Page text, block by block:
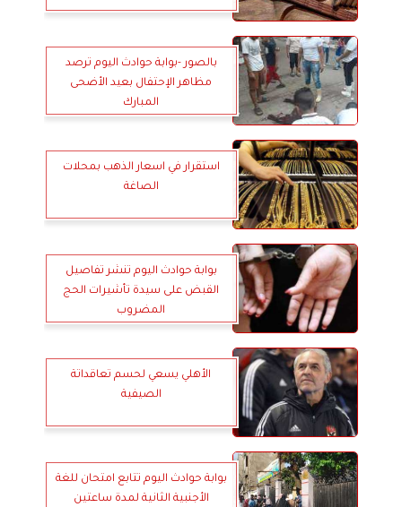
بالصور -بوابة حوادث اليوم ترصد
مظاهر الإحتفال بعيد الأضحى
المبارك
استقرار في اسعار الذهب بمحلات
الصاغة
بوابة حوادث اليوم تنشر تفاصيل
القبض على سيدة تأشيرات الحج
المضروب
الأهلي يسعي لحسم تعاقداتة
الصيفية
بوابة حوادث اليوم تتابع امتحان للغة
الأجنبية الثانية لمدة ساعتين